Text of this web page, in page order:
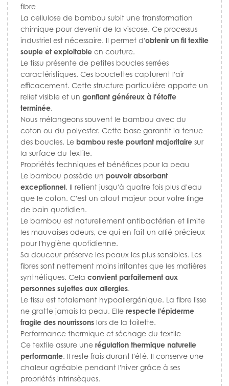
fibre
La cellulose de bambou subit une transformation
chimique pour devenir de la viscose. Ce processus
industriel est nécessaire. Il permet d'obtenir un fil textile
souple et exploitable en couture.
Le tissu présente de petites boucles serrées
caractéristiques. Ces bouclettes capturent l'air
efficacement. Cette structure particulière apporte un
relief visible et un gonflant généreux à l'étoffe
terminée.
Nous mélangeons souvent le bambou avec du
coton ou du polyester. Cette base garantit la tenue
des boucles. Le bambou reste pourtant majoritaire sur
la surface du textile.
Propriétés techniques et bénéfices pour la peau
Le bambou possède un pouvoir absorbant
exceptionnel. Il retient jusqu'à quatre fois plus d'eau
que le coton. C'est un atout majeur pour votre linge
de bain quotidien.
Le bambou est naturellement antibactérien et limite
les mauvaises odeurs, ce qui en fait un allié précieux
pour l'hygiène quotidienne.
Sa douceur préserve les peaux les plus sensibles. Les
fibres sont nettement moins irritantes que les matières
synthétiques. Cela convient parfaitement aux
personnes sujettes aux allergies.
Le tissu est totalement hypoallergénique. La fibre lisse
ne gratte jamais la peau. Elle respecte l'épiderme
fragile des nourrissons lors de la toilette.
Performance thermique et séchage du textile
Ce textile assure une régulation thermique naturelle
performante. Il reste frais durant l'été. Il conserve une
chaleur agréable pendant l'hiver grâce à ses
propriétés intrinsèques.